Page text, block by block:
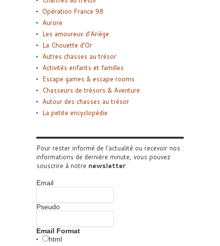
Opération France 98
Aurore
Les amoureux d’Ariège
La Chouette d’Or
Autres chasses au trésor
Activités enfants et familles
Escape games & escape rooms
Chasseurs de trésors & Aventure
Autour des chasses au trésor
La petite encyclopédie
Pour rester informé de l'actualité ou recevoir nos
informations de dernière minute, vous pouvez
souscrire à notre newsletter.
Email
Pseudo
Email Format
html